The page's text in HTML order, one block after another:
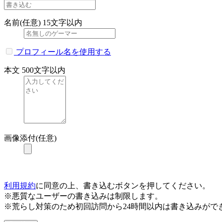
名前(任意) 15文字以内
プロフィール名を使用する
本文 500文字以内
画像添付(任意)
利用規約に同意の上、書き込むボタンを押してください。
※悪質なユーザーの書き込みは制限します。
※荒らし対策のため初回訪問から24時間以内は書き込みがで